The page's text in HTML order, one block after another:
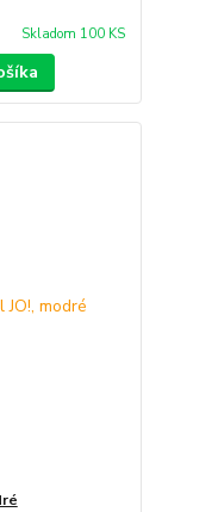
Skladom 100 KS